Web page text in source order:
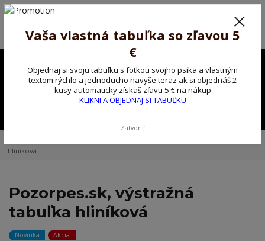
Poprosíme ctených zákazníkov o trpezlivosť, v tomto období máme
Preto sme Vám pripravili malý darček ako ospravedlnenie.
!!! ZĽAVA 5€ na PRVÚ objednávku nad 30€ s kódom pozorpes5 !!!
0,00 EUR
hliníková
Pozorpes.sk, výstražná
tabuľka hliníková
Novinka Akcia
Vaša vlastná tabuľka so zľavou 5
€
Objednaj si svoju tabuľku s fotkou svojho psíka a vlastným
textom rýchlo a jednoducho navyše teraz ak si objednáš 2
kusy automaticky získaš zľavu 5 € na nákup
KLIKNI A OBJEDNAJ SI TABUĽKU
Zatvoriť